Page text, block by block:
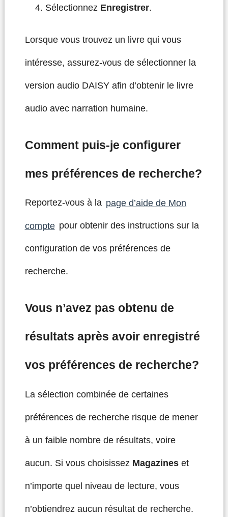
Sélectionnez Enregistrer.
Lorsque vous trouvez un livre qui vous
intéresse, assurez-vous de sélectionner la
version audio DAISY afin d’obtenir le livre
audio avec narration humaine.
Comment puis-je configurer
mes préférences de recherche?
Reportez-vous à la page d’aide de Mon
compte pour obtenir des instructions sur la
configuration de vos préférences de
recherche.
Vous n’avez pas obtenu de
résultats après avoir enregistré
vos préférences de recherche?
La sélection combinée de certaines
préférences de recherche risque de mener
à un faible nombre de résultats, voire
aucun. Si vous choisissez Magazines et
n’importe quel niveau de lecture, vous
n’obtiendrez aucun résultat de recherche.